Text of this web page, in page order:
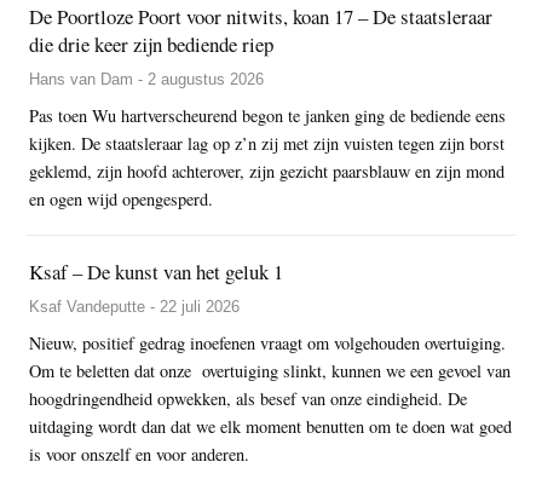
De Poortloze Poort voor nitwits, koan 17 – De staatsleraar
die drie keer zijn bediende riep
Hans van Dam - 2 augustus 2026
Pas toen Wu hartverscheurend begon te janken ging de bediende eens
kijken. De staatsleraar lag op z’n zij met zijn vuisten tegen zijn borst
geklemd, zijn hoofd achterover, zijn gezicht paarsblauw en zijn mond
en ogen wijd opengesperd.
Ksaf – De kunst van het geluk 1
Ksaf Vandeputte - 22 juli 2026
Nieuw, positief gedrag inoefenen vraagt om volgehouden overtuiging.
Om te beletten dat onze overtuiging slinkt, kunnen we een gevoel van
hoogdringendheid opwekken, als besef van onze eindigheid. De
uitdaging wordt dan dat we elk moment benutten om te doen wat goed
is voor onszelf en voor anderen.